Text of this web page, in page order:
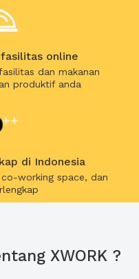
fasilitas online
dan makanan
produktif anda
di Indonesia
working space, dan
XWORK ?